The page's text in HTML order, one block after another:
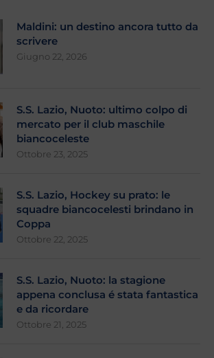
Maldini: un destino ancora tutto da
scrivere
Giugno 22, 2026
S.S. Lazio, Nuoto: ultimo colpo di
mercato per il club maschile
biancoceleste
Ottobre 23, 2025
S.S. Lazio, Hockey su prato: le
squadre biancocelesti brindano in
Coppa
Ottobre 22, 2025
S.S. Lazio, Nuoto: la stagione
appena conclusa é stata fantastica
e da ricordare
Ottobre 21, 2025